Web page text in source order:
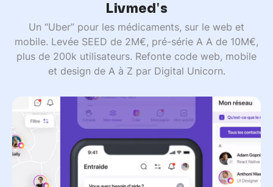
Livmed's
Un “Uber” pour les médicaments, sur le web et
mobile. Levée SEED de 2M€, pré-série A A de 10M€,
plus de 200k utilisateurs. Refonte code web, mobile
et design de A à Z par Digital Unicorn.